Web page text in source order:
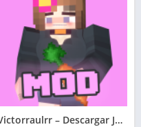
Victorraulrr – Descargar Jenny Minecraft APK 2026: Ultima versión